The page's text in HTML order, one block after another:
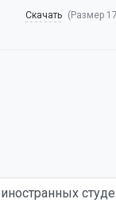
Скачать (Размер